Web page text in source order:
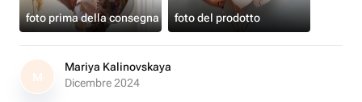
foto prima della consegna foto del prodotto
M
Mariya Kalinovskaya
Dicembre 2024